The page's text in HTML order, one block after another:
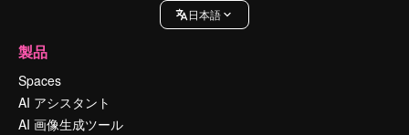
日本語
製品
Spaces
AI アシスタント
AI 画像生成ツール